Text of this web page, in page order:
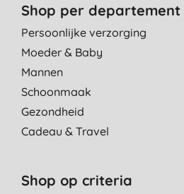
Shop per departement
Persoonlijke verzorging
Moeder & Baby
Mannen
Schoonmaak
Gezondheid
Cadeau & Travel
Shop op criteria